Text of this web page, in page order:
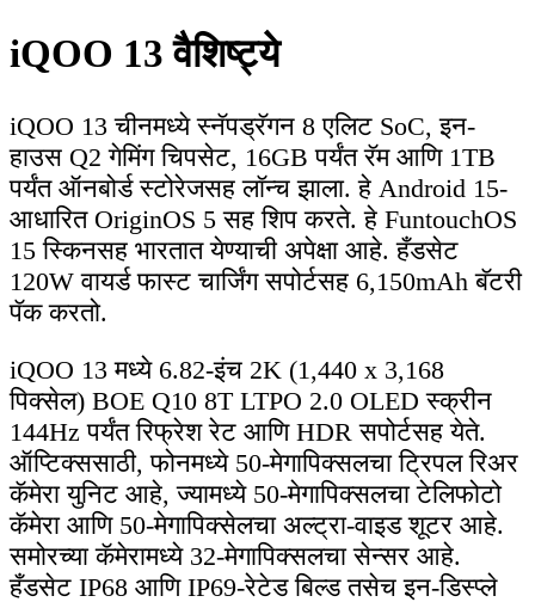
iQOO 13 वैशिष्ट्ये
iQOO 13 चीनमध्ये स्नॅपड्रॅगन 8 एलिट SoC, इन-
हाउस Q2 गेमिंग चिपसेट, 16GB पर्यंत रॅम आणि 1TB
पर्यंत ऑनबोर्ड स्टोरेजसह लॉन्च झाला. हे Android 15-
आधारित OriginOS 5 सह शिप करते. हे FuntouchOS
15 स्किनसह भारतात येण्याची अपेक्षा आहे. हँडसेट
120W वायर्ड फास्ट चार्जिंग सपोर्टसह 6,150mAh बॅटरी
पॅक करतो.
iQOO 13 मध्ये 6.82-इंच 2K (1,440 x 3,168
पिक्सेल) BOE Q10 8T LTPO 2.0 OLED स्क्रीन
144Hz पर्यंत रिफ्रेश रेट आणि HDR सपोर्टसह येते.
ऑप्टिक्ससाठी, फोनमध्ये 50-मेगापिक्सलचा ट्रिपल रिअर
कॅमेरा युनिट आहे, ज्यामध्ये 50-मेगापिक्सलचा टेलिफोटो
कॅमेरा आणि 50-मेगापिक्सेलचा अल्ट्रा-वाइड शूटर आहे.
समोरच्या कॅमेरामध्ये 32-मेगापिक्सलचा सेन्सर आहे.
हँडसेट IP68 आणि IP69-रेटेड बिल्ड तसेच इन-डिस्प्ले